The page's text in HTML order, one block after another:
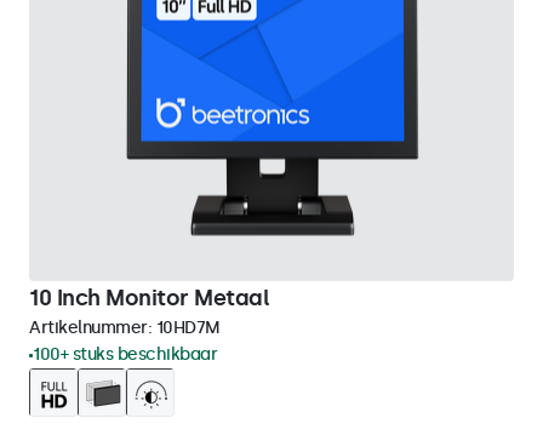
10 Inch Monitor Metaal
Artikelnummer: 10HD7M
100+ stuks beschikbaar